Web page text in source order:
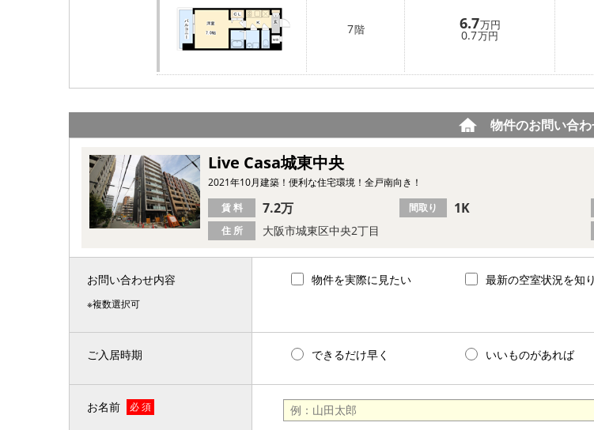
7階 6.7万円
0.7万円
物件のお問い合
Live Casa城東中央
2021年10月建築！便利な住宅環境！全戸南向き！
住 所 大阪市城東区中央2丁目
賃 料 7.2万 間取り 1K
お問い合わせ内容
※複数選択可
物件を実際に見たい 最新の空室状況を知
ご入居時期 できるだけ早く いいものがあれば
お名前 必 須